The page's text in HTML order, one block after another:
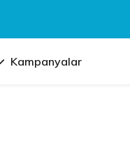
Kampanyalar